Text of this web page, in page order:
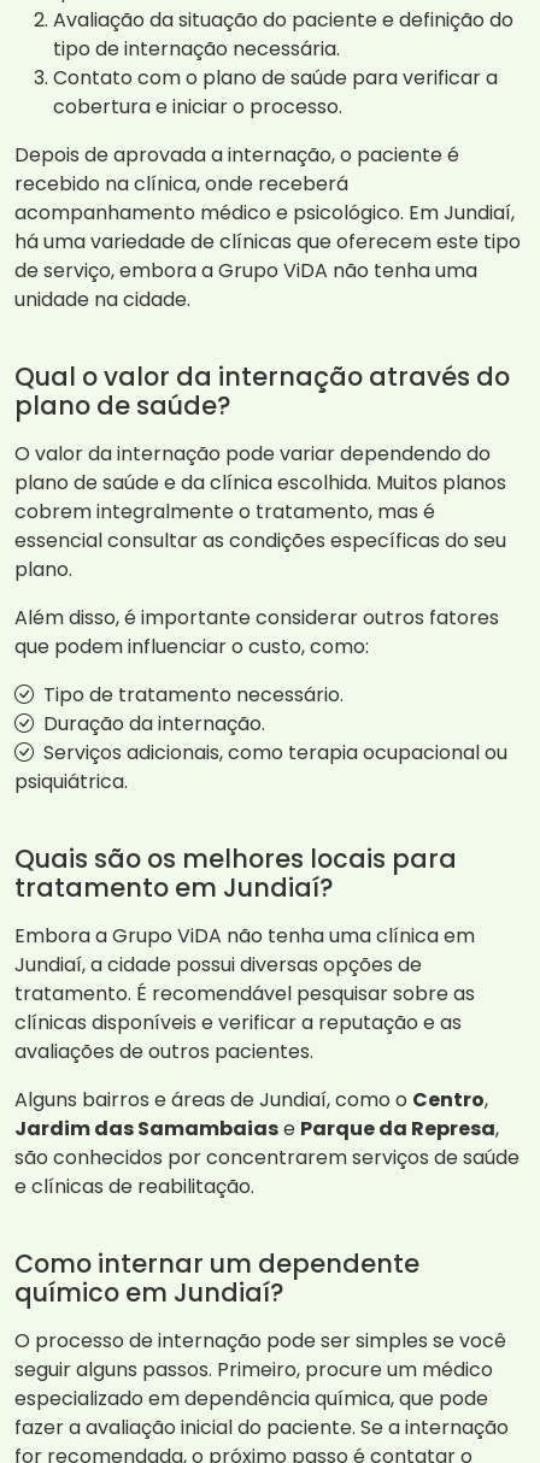
Avaliação da situação do paciente e definição do
tipo de internação necessária.
Contato com o plano de saúde para verificar a
cobertura e iniciar o processo.
Depois de aprovada a internação, o paciente é
recebido na clínica, onde receberá
acompanhamento médico e psicológico. Em Jundiaí,
há uma variedade de clínicas que oferecem este tipo
de serviço, embora a Grupo ViDA não tenha uma
unidade na cidade.
Qual o valor da internação através do
plano de saúde?
O valor da internação pode variar dependendo do
plano de saúde e da clínica escolhida. Muitos planos
cobrem integralmente o tratamento, mas é
essencial consultar as condições específicas do seu
plano.
Além disso, é importante considerar outros fatores
que podem influenciar o custo, como:
Tipo de tratamento necessário.
Duração da internação.
Serviços adicionais, como terapia ocupacional ou
psiquiátrica.
Quais são os melhores locais para
tratamento em Jundiaí?
Embora a Grupo ViDA não tenha uma clínica em
Jundiaí, a cidade possui diversas opções de
tratamento. É recomendável pesquisar sobre as
clínicas disponíveis e verificar a reputação e as
avaliações de outros pacientes.
Alguns bairros e áreas de Jundiaí, como o Centro,
Jardim das Samambaiase Parque da Represa,
são conhecidos por concentrarem serviços de saúde
e clínicas de reabilitação.
Como internar um dependente
químico em Jundiaí?
O processo de internação pode ser simples se você
seguir alguns passos. Primeiro, procure um médico
especializado em dependência química, que pode
fazer a avaliação inicial do paciente. Se a internação
for recomendada, o próximo passo é contatar o